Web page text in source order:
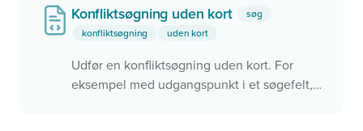
Konfliktsøgning uden kort
søg
konfliktsøgning
uden kort
Udfør en konfliktsøgning uden kort. For
eksempel med udgangspunkt i et søgefelt,